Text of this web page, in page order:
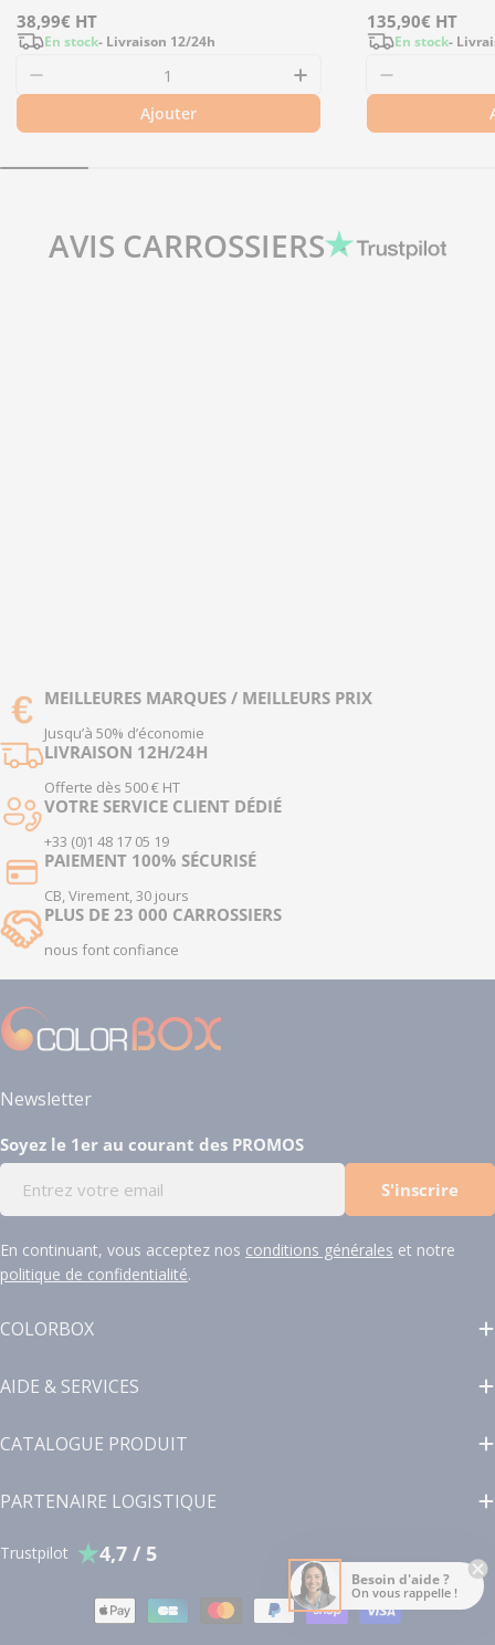
Prix
régulier
38,99€ HT
En stock- Livraison 12/24h
Ajouter
Prix
régulier
135,90€ HT
En stock-
AVIS CARROSSIERS
MEILLEURES MARQUES / MEILLEURS PRIX
Jusqu’à 50% d’économie
LIVRAISON 12H/24H
Offerte dès 500 € HT
VOTRE SERVICE CLIENT DÉDIÉ
+33 (0)1 48 17 05 19
PAIEMENT 100% SÉCURISÉ
CB, Virement, 30 jours
PLUS DE 23 000 CARROSSIERS
nous font confiance
Newsletter
Soyez le 1er au courant des PROMOS
mail
S'inscrire
En continuant, vous acceptez nos conditions générales et notre
politique de confidentialité.
COLORBOX
AIDE & SERVICES
CATALOGUE PRODUIT
PARTENAIRE LOGISTIQUE
Trustpilot 4,7 / 5
Modes
Besoin d'aide ?
On vous rappelle !